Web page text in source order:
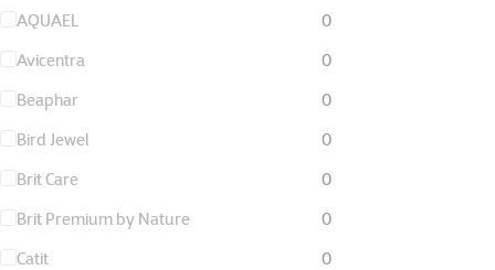
AQUAEL
0
Avicentra
0
Beaphar
0
Bird Jewel
0
Brit Care
0
Brit Premium by Nature
0
Catit
0